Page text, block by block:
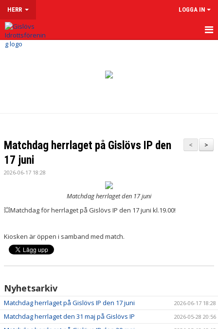
HERR LOGGA IN
HEM
KONTAKT
>
<
Matchdag herrlaget på Gislövs IP den
17 juni
2026-06-17 18:28
Matchdag herrlaget den 17 juni
💥Matchdag för herrlaget på Gislövs IP den 17 juni kl.19.00!
Kiosken är öppen i samband med match.
Nyhetsarkiv
Matchdag herrlaget på Gislövs IP den 17 juni 2026-06-17 18:28
Matchdag herrlaget den 31 maj på Gislövs IP 2026-05-28 20:56